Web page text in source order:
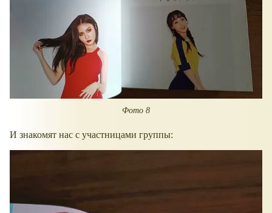
Фото 8
И знакомят нас с участницами группы: